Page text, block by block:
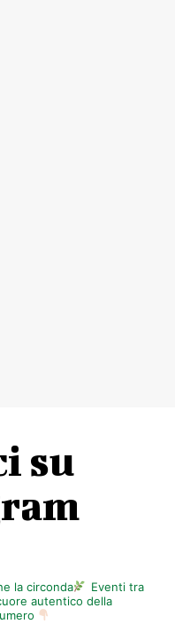
su
la circonda
Eventi tra
autentico della